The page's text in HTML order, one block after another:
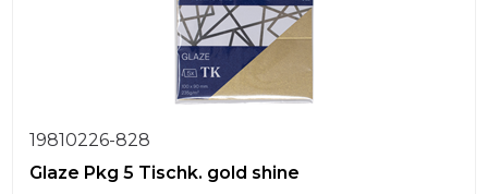
19810226-828
Glaze Pkg 5 Tischk. gold shine